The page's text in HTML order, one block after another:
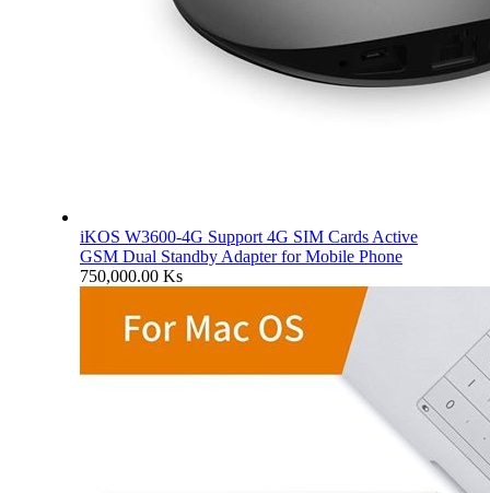
iKOS W3600-4G Support 4G SIM Cards Active
GSM Dual Standby Adapter for Mobile Phone
750,000.00 Ks